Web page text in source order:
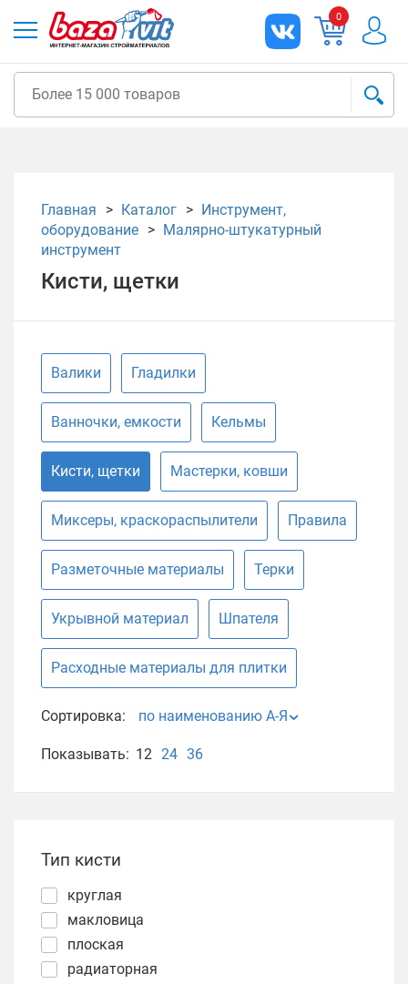
0
Главная Каталог
Инструмент,
оборудование
Малярно-штукатурный
инструмент
Кисти, щетки
Валики Гладилки
Ванночки, емкости Кельмы
Кисти, щетки Мастерки, ковши
Миксеры, краскораспылители Правила
Разметочные материалы Терки
Укрывной материал Шпателя
Расходные материалы для плитки
Сортировка: по наименованию А-Я
Показывать: 12 24 36
Тип кисти
круглая
макловица
плоская
радиаторная